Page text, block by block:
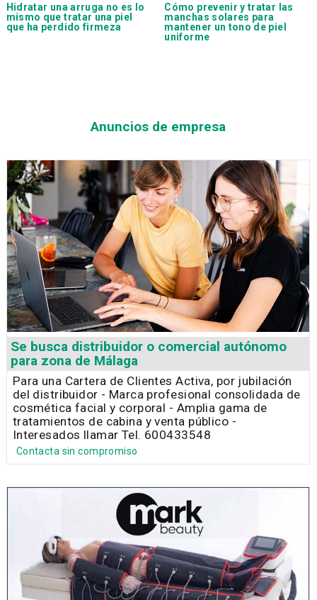
Hidratar una arruga no es lo
mismo que tratar una piel
que ha perdido firmeza
Cómo prevenir y tratar las
manchas solares para
mantener un tono de piel
uniforme
Anuncios de empresa
Se busca distribuidor o comercial autónomo
para zona de Málaga
Para una Cartera de Clientes Activa, por jubilación
del distribuidor - Marca profesional consolidada de
cosmética facial y corporal - Amplia gama de
tratamientos de cabina y venta público -
Interesados llamar Tel. 600433548
Contacta sin compromiso